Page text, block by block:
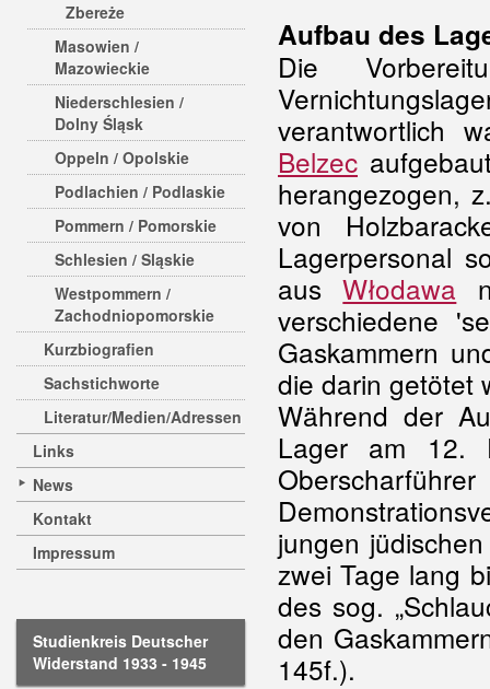
Zbereże
Masowien /
Mazowieckie
Niederschlesien /
Dolny Śląsk
Oppeln / Opolskie
Podlachien / Podlaskie
Pommern / Pomorskie
Schlesien / Sląskie
Westpommern /
Zachodniopomorskie
Kurzbiografien
Sachstichworte
Literatur/Medien/Adressen
Links
News
Kontakt
Impressum
Studienkreis Deutscher
Widerstand 1933 - 1945
Aufbau des
Die
verantwortlich
Belzec
herangezogen,
von
Lagerpersonal
ausWłodawa
verschiedene
Gaskammern
die darin getötet
Während der
Lager am 12.
jungen
zwei Tage lang
des sog.
den
145f.).